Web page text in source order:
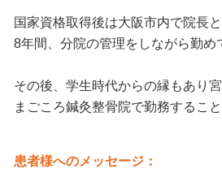
国家資格取得後は大阪市内で院長
8年間、分院の管理をしながら勤め
その後、学生時代からの縁もあり
まごころ鍼灸整骨院で勤務すること
患者様へのメッセージ：